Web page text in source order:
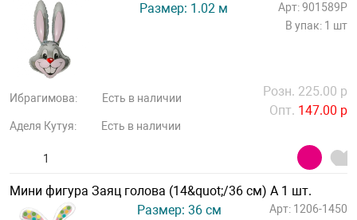
Размер: 1.02 м
Арт: 901589P
В упак: 1 шт
Ибрагимова: Есть в наличии
Аделя Кутуя: Есть в наличии
Розн. 225.00 р
Опт. 147.00 р
Мини фигура Заяц голова (14&quot;/36 см) A 1 шт.
Размер: 36 см
Арт: 1206-1450